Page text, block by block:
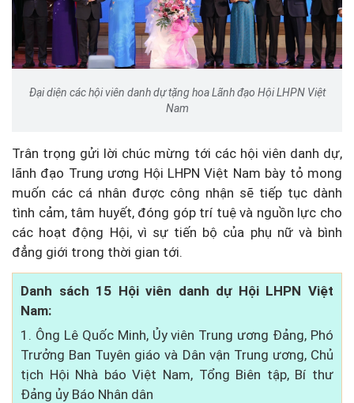
Đại diện các hội viên danh dự tặng hoa Lãnh đạo Hội LHPN Việt
Nam
Trân trọng gửi lời chúc mừng tới các hội viên danh dự,
lãnh đạo Trung ương Hội LHPN Việt Nam bày tỏ mong
muốn các cá nhân được công nhận sẽ tiếp tục dành
tình cảm, tâm huyết, đóng góp trí tuệ và nguồn lực cho
các hoạt động Hội, vì sự tiến bộ của phụ nữ và bình
đẳng giới trong thời gian tới.
Danh sách 15 Hội viên danh dự Hội LHPN Việt
Nam:
1. Ông Lê Quốc Minh, Ủy viên Trung ương Đảng, Phó
Trưởng Ban Tuyên giáo và Dân vận Trung ương, Chủ
tịch Hội Nhà báo Việt Nam, Tổng Biên tập, Bí thư
Đảng ủy Báo Nhân dân